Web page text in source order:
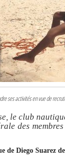
ses activités en vue de
le club
des
Diego Suarez